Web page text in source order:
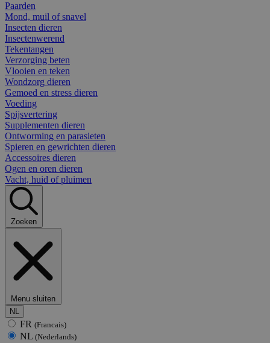
Paarden
Mond, muil of snavel
Insecten dieren
Insectenwerend
Tekentangen
Verzorging beten
Vlooien en teken
Wondzorg dieren
Gemoed en stress dieren
Voeding
Spijsvertering
Supplementen dieren
Ontworming en parasieten
Spieren en gewrichten dieren
Accessoires dieren
Ogen en oren dieren
Vacht, huid of pluimen
Zoeken
Menu sluiten
NL
FR (Francais)
NL (Nederlands)